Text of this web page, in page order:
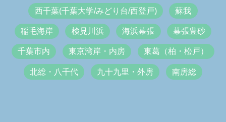
西千葉(千葉大学/みどり台/西登戸) 蘇我
稲毛海岸 検見川浜 海浜幕張 幕張豊砂
千葉市内 東京湾岸・内房 東葛（柏・松戸）
北総・八千代 九十九里・外房 南房総